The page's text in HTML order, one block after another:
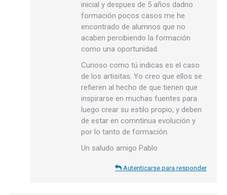
inicial y despues de 5 años dadno
formación pocos casos me he
encontrado de alumnos que no
acaben percibiendo la formación
como una oportunidad.
Curioso como tú indicas es el caso
de los artisitas. Yo creo que ellos se
refieren al hecho de que tienen que
inspirarse en muchas fuentes para
luego crear su estilo propio, y deben
de estar en comntinua evolución y
por lo tanto de formación.
Un saludo amigo Pablo
Autenticarse para responder